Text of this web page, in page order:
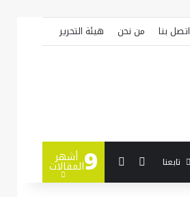
اتصل بنا من نحن هيئة التحرير
تابعنا إضافة عمود جانبي
بحث عن
9 أشهر
المقالات